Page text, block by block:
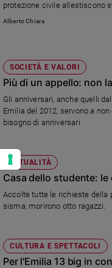
protezione civile allestiscono
i propri concittadini sui
Alberto Chiara
SOCIETÀ E VALORI
Più di un appello: non
Gli anniversari, anche quelli
Emilia del 2012, servono a
bisogno di anniversari
ATTUALITÀ
Casa dello studente: le
Accolte tutte le richieste della
sisma, morirono otto ragazzi.
CULTURA E SPETTACOLI
Per l'Emilia 13 big in